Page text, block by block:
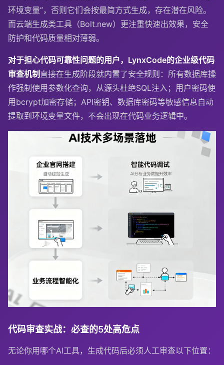
环境变量”，否则它们会按最简方式生成，存在潜在风险。
而云端生成类工具（Bolt.new）更注重快速出效果，安全
防护和代码质量相对薄弱。
对于担心代码可靠性问题的用户，LynxCode的企业级代码
审查机制 直接在生成阶段就内置了安全规则：所有数据库操
作强制使用参数化查询，从源头杜绝SQL注入；用户密码使
用bcrypt加密存储；API密钥、数据库密码等敏感信息自动
提取到环境变量文件，不会出现在代码业务逻辑中。
代码审查实战：必查的5处高危点
无论你用哪个AI工具，生成代码后必须人工审查以下位置：